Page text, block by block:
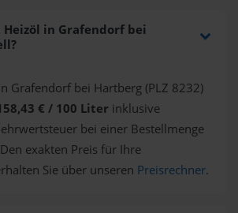
in Grafendorf bei
Grafendorf bei Hartberg (PLZ 8232)
€ / 100 Liter inklusive
bei einer Bestellmenge
exakten Preis für Ihre
Sie über unseren Preisrechner.